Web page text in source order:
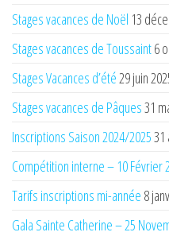
Stages vacances de Noël 13
Stages vacances de Toussaint6
Stages Vacances d’été29 juin
Stages vacances de Pâques31
Inscriptions Saison 2024/202531
Compétition interne – 10 Février
Tarifs inscriptions mi-année 8
Gala Sainte Catherine – 25